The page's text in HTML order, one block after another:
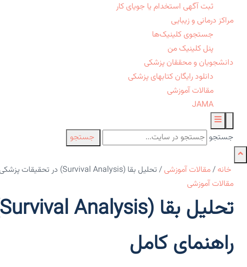
ثبت آگهی استخدام یا جویای کار
مراکز درمانی و زیبایی
جستجوی کلینیک‌ها
پنل کلینیک من
دانشجویان و محققان پزشکی
دانلود رایگان کتابهای پزشکی
مقالات آموزشی
JAMA
جستجو جستجو
خانه /مقالات آموزشی / تحلیل بقا (Survival Analysis) در تحقیقات پزشکی: راهنمای کامل
مقالات آموزشی
راهنمای کامل